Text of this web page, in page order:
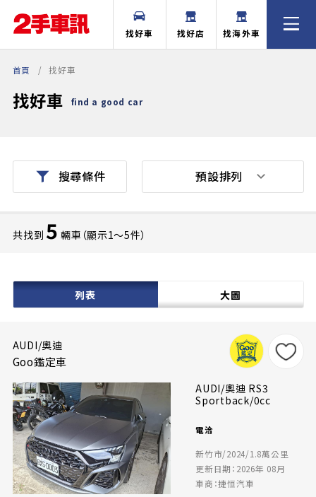
找好車 找好店 找海外車
首頁 找好車
找好車 find a good car
搜尋條件
共找到 5 輛車（顯示1〜5件）
列表 大圖
預設排列
AUDI/奧迪
Goo鑑定車
AUDI/奧迪 RS3
Sportback/0cc
電洽
新竹市/2024/1.8萬公里
更新日期：2026年 08月
車商：捷恒汽車